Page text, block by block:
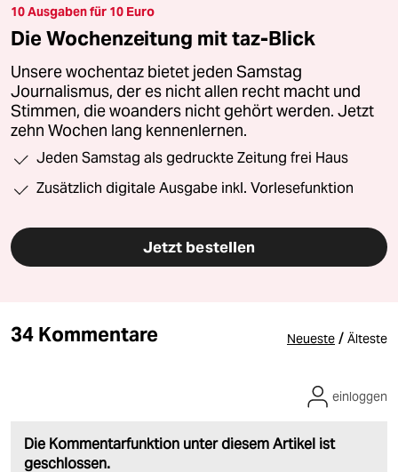
10 Ausgaben für 10 Euro
Die Wochenzeitung mit taz-Blick
Unsere wochentaz bietet jeden Samstag
Journalismus, der es nicht allen recht macht und
Stimmen, die woanders nicht gehört werden. Jetzt
zehn Wochen lang kennenlernen.
Jeden Samstag als gedruckte Zeitung frei Haus
Zusätzlich digitale Ausgabe inkl. Vorlesefunktion
Jetzt bestellen
34 Kommentare Neueste / Älteste
Die Kommentarfunktion unter diesem Artikel ist
geschlossen.
einloggen